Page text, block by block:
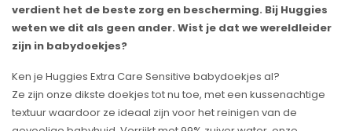
verdient het de beste zorg en bescherming. Bij Huggies
weten we dit als geen ander. Wist je dat we wereldleider
zijn in babydoekjes?
Ken je Huggies Extra Care Sensitive babydoekjes al?
Ze zijn onze dikste doekjes tot nu toe, met een kussenachtige
textuur waardoor ze ideaal zijn voor het reinigen van de